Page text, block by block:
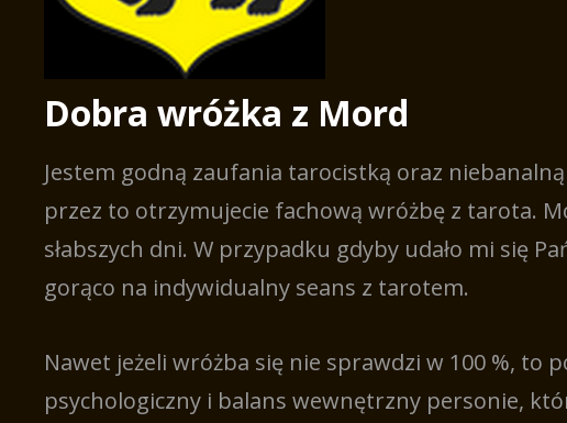
Dobra wróżka z Mord
Jestem godną zaufania tarocistką oraz
przez to otrzymujecie fachową wróżbę z tarota.
słabszych dni. W przypadku gdyby udało mi się
gorąco na indywidualny seans z tarotem.
Nawet jeżeli wróżba się nie sprawdzi w 100 %, to
psychologiczny i balans wewnętrzny personie,